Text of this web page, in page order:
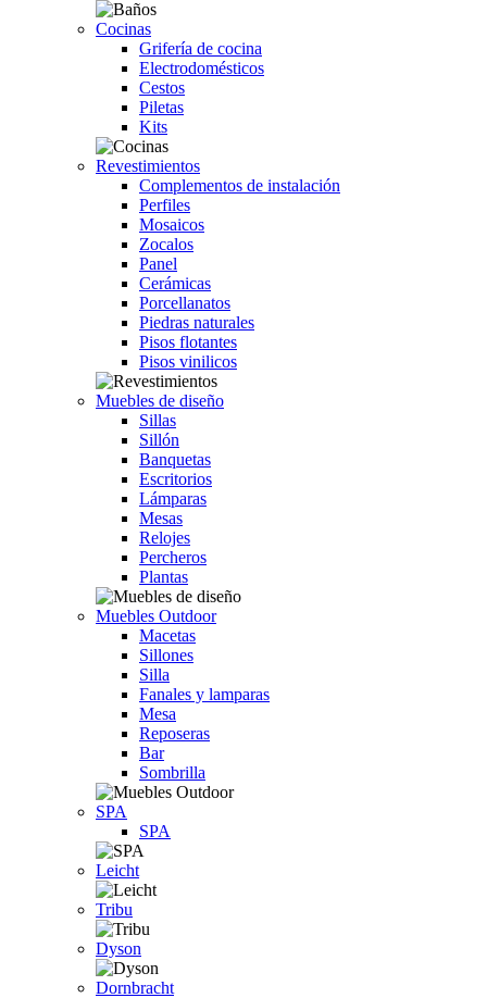
Cocinas
Grifería de cocina
Electrodomésticos
Cestos
Piletas
Kits
Revestimientos
Complementos de instalación
Perfiles
Mosaicos
Zocalos
Panel
Cerámicas
Porcellanatos
Piedras naturales
Pisos flotantes
Pisos vinilicos
Muebles de diseño
Sillas
Sillón
Banquetas
Escritorios
Lámparas
Mesas
Relojes
Percheros
Plantas
Muebles Outdoor
Macetas
Sillones
Silla
Fanales y lamparas
Mesa
Reposeras
Bar
Sombrilla
SPA
SPA
Leicht
Tribu
Dyson
Dornbracht